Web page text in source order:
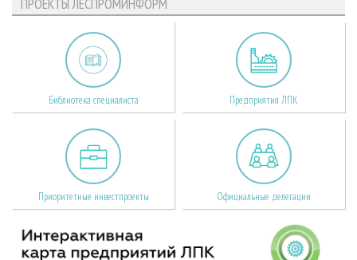
Библиотека специалиста Предприятия ЛПК
Приоритетные инвестпроекты Официальные делегации